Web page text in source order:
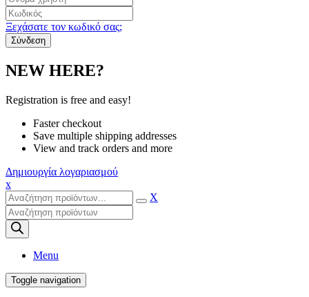
Ξεχάσατε τον κωδικό σας;
NEW HERE?
Registration is free and easy!
Faster checkout
Save multiple shipping addresses
View and track orders and more
Δημιουργία λογαριασμού
x
X
Products
search
Menu
Toggle navigation